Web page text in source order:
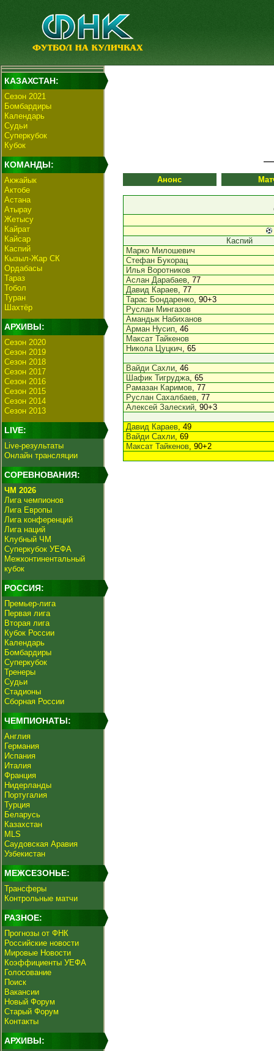
КАЗАХСТАН:
Сезон 2021
Бомбардиры
Календарь
Судьи
Суперкубок
Кубок
КОМАНДЫ:
Акжайык
Актобе
Астана
Атырау
Жетысу
Кайрат
Кайсар
Каспий
Кызыл-Жар СК
Ордабасы
Тараз
Тобол
Туран
Шахтёр
АРХИВЫ:
Сезон 2020
Сезон 2019
Сезон 2018
Сезон 2017
Сезон 2016
Сезон 2015
Сезон 2014
Сезон 2013
LIVE:
Live-результаты
Онлайн трансляции
СОРЕВНОВАНИЯ:
ЧМ 2026
Лига чемпионов
Лига Европы
Лига конференций
Лига наций
Клубный ЧМ
Суперкубок УЕФА
Межконтинентальный
кубок
РОССИЯ:
Премьер-лига
Первая лига
Вторая лига
Кубок России
Календарь
Бомбардиры
Суперкубок
Тренеры
Судьи
Стадионы
Сборная России
ЧЕМПИОНАТЫ:
Англия
Германия
Испания
Италия
Франция
Нидерланды
Португалия
Турция
Беларусь
Казахстан
MLS
Саудовская Аравия
Узбекистан
МЕЖСЕЗОНЬЕ:
Трансферы
Контрольные матчи
РАЗНОЕ:
Прогнозы от ФНК
Российские новости
Мировые Новости
Коэффициенты УЕФА
Голосование
Поиск
Вакансии
Новый Форум
Старый Форум
Контакты
АРХИВЫ:
Анонс
Каспий
Марко Милошевич
Стефан Букорац
Илья Воротников
Аслан Дарабаев, 77
Давид Караев, 77
Тарас Бондаренко, 90+3
Руслан Мингазов
Амандык Набиханов
Арман Нусип, 46
Максат Тайкенов
Никола Цуцкич, 65
Вайди Сахли, 46
Шафик Тигруджа, 65
Рамазан Каримов, 77
Руслан Сахалбаев, 77
Алексей Залеский, 90+3
Давид Караев, 49
Вайди Сахли, 69
Максат Тайкенов, 90+2